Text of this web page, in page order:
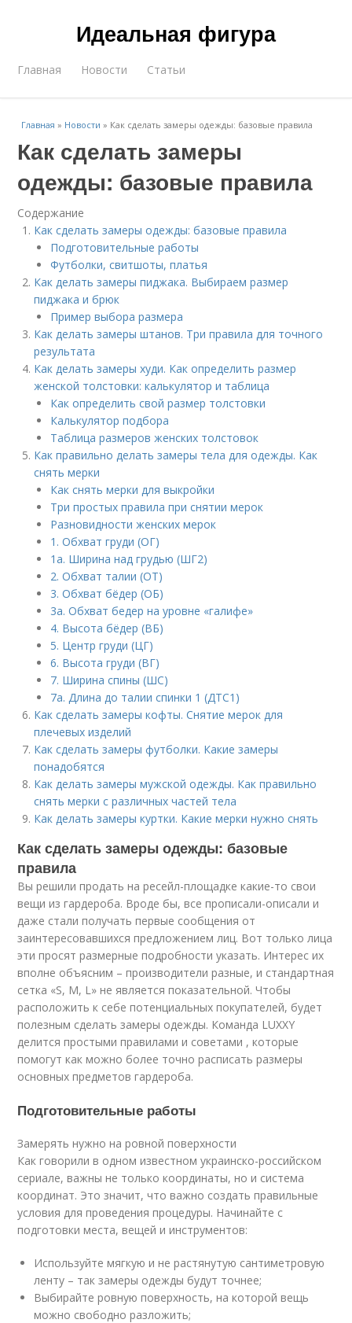
Идеальная фигура
Главная Новости Статьи
Главная » Новости » Как сделать замеры одежды: базовые правила
Как сделать замеры
одежды: базовые правила
Содержание
Как сделать замеры одежды: базовые правила
Подготовительные работы
Футболки, свитшоты, платья
Как делать замеры пиджака. Выбираем размер
пиджака и брюк
Пример выбора размера
Как делать замеры штанов. Три правила для точного
результата
Как делать замеры худи. Как определить размер
женской толстовки: калькулятор и таблица
Как определить свой размер толстовки
Калькулятор подбора
Таблица размеров женских толстовок
Как правильно делать замеры тела для одежды. Как
снять мерки
Как снять мерки для выкройки
Три простых правила при снятии мерок
Разновидности женских мерок
1. Обхват груди (ОГ)
1а. Ширина над грудью (ШГ2)
2. Обхват талии (ОТ)
3. Обхват бёдер (ОБ)
3а. Обхват бедер на уровне «галифе»
4. Высота бёдер (ВБ)
5. Центр груди (ЦГ)
6. Высота груди (ВГ)
7. Ширина спины (ШС)
7а. Длина до талии спинки 1 (ДТС1)
Как сделать замеры кофты. Снятие мерок для
плечевых изделий
Как сделать замеры футболки. Какие замеры
понадобятся
Как делать замеры мужской одежды. Как правильно
снять мерки с различных частей тела
Как делать замеры куртки. Какие мерки нужно снять
Как сделать замеры одежды: базовые
правила
Вы решили продать на ресейл-площадке какие-то свои
вещи из гардероба. Вроде бы, все прописали-описали и
даже стали получать первые сообщения от
заинтересовавшихся предложением лиц. Вот только лица
эти просят размерные подробности указать. Интерес их
вполне объясним – производители разные, и стандартная
сетка «S, M, L» не является показательной. Чтобы
расположить к себе потенциальных покупателей, будет
полезным сделать замеры одежды. Команда LUXXY
делится простыми правилами и советами , которые
помогут как можно более точно расписать размеры
основных предметов гардероба.
Подготовительные работы
Замерять нужно на ровной поверхности
Как говорили в одном известном украинско-российском
сериале, важны не только координаты, но и система
координат. Это значит, что важно создать правильные
условия для проведения процедуры. Начинайте с
подготовки места, вещей и инструментов:
Используйте мягкую и не растянутую сантиметровую
ленту – так замеры одежды будут точнее;
Выбирайте ровную поверхность, на которой вещь
можно свободно разложить;